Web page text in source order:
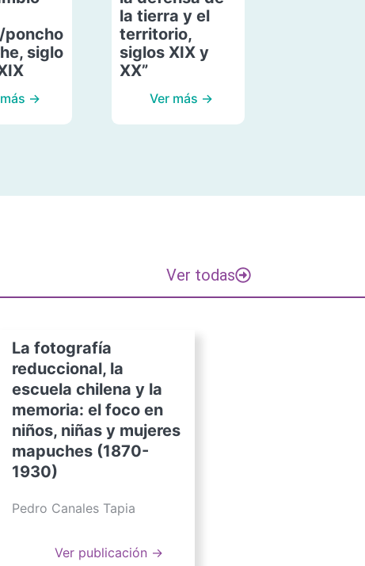
poncho
siglo
→
la tierra y el
territorio,
siglos XIX y
XX”
Ver más →
Ver todas
La fotografía
reduccional, la
escuela chilena y la
memoria: el foco en
niños, niñas y mujeres
mapuches (1870-
1930)
Pedro Canales Tapia
Ver publicación →